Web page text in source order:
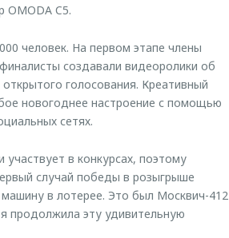
OMODA C5.
человек. На первом этапе члены
создавали видеоролики об
голосования. Креативный
новогоднее настроение с помощью
сетях.
в конкурсах, поэтому
случай победы в розыгрыше
в лотерее. Это был Москвич-412
продолжила эту удивительную